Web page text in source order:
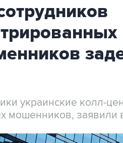
украинские колл-
мошенников, заявили